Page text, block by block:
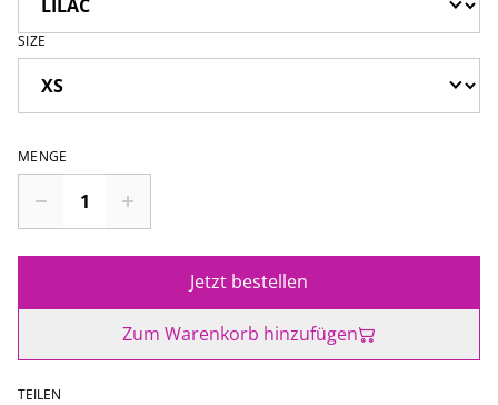
SIZE
MENGE
Jetzt bestellen
Zum Warenkorb hinzufügen
TEILEN